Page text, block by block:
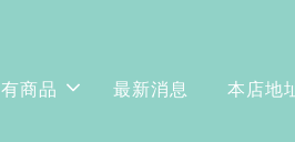
商品 最新消息 本店地